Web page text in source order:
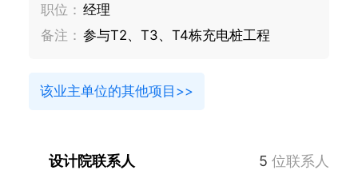
职位： 经理
备注： 参与T2、T3、T4栋充电桩工程
该业主单位的其他项目>>
设计院联系人 5 位联系人